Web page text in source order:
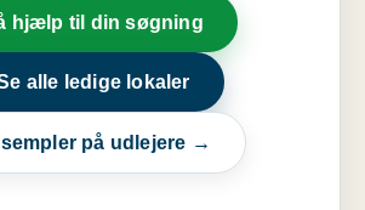
hjælp til din søgning
alle ledige lokaler
på udlejere →